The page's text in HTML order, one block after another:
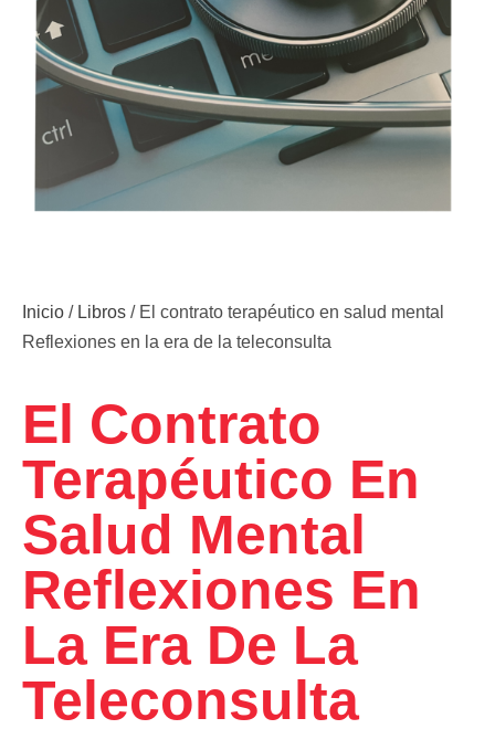
Inicio / Libros / El contrato terapéutico en salud mental
Reflexiones en la era de la teleconsulta
El Contrato
Terapéutico En
Salud Mental
Reflexiones En
La Era De La
Teleconsulta